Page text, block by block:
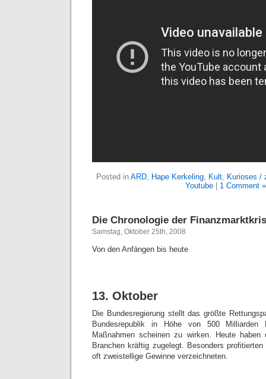
Posted in ARD, Hape Kerkeling, Kult, Kurioses /
Youtube
1 Comment »
Die Chronologie der
Samstag, Oktober 25th, 2008
Von den Anfängen bis heute
13. Oktober
Die Bundesregierung stellt das größte
Bundesrepublik in Höhe von 500 Milliarden
Maßnahmen scheinen zu wirken. Heute
Branchen kräftig zugelegt. Besonders
oft zweistellige Gewinne verzeichneten.